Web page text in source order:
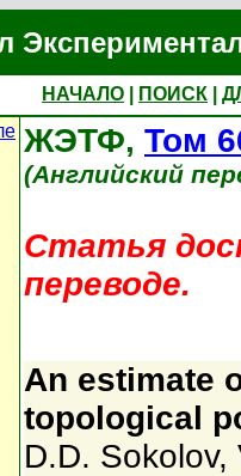
НАЧАЛО ПОИСК
ЖЭТФ, Том
(Английский
Статья
переводе.
An estimate
topological
D.D. Sokolov,